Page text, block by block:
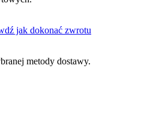
jak dokonać zwrotu
metody dostawy.